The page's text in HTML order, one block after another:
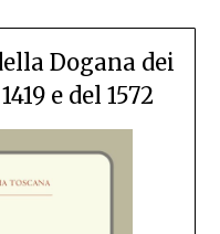
Dogana dei
e del 1572